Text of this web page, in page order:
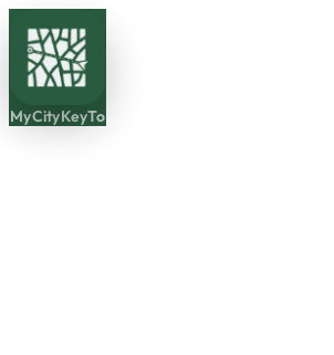
MyCityKeyTo